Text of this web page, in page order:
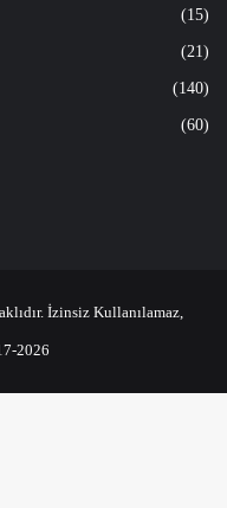
(15)
(21)
(140)
(60)
İzinsiz Kullanılamaz,
2026